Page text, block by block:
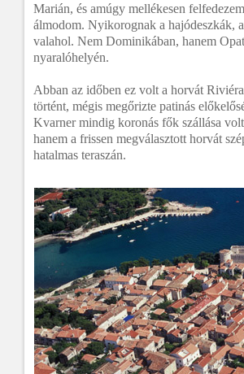
Marián, és amúgy mellékesen
álmodom. Nyikorognak a hajódeszkák,
valahol. Nem Dominikában, hanem
nyaralóhelyén.
Abban az időben ez volt a horvát
történt, mégis megőrizte patinás
Kvarner mindig koronás fők szállása
hanem a frissen megválasztott horvát
hatalmas teraszán.